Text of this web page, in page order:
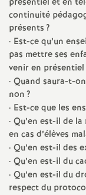
continuité
présents?
· Est-ce qu’un
pas mettre ses
venir en
· Quand saura-t-
non?
· Est-ce que les
· Qu’en est-il de
en cas d’élèves
· Qu’en est-il des
· Qu’en est-il du
· Qu’en est-il du
respect du